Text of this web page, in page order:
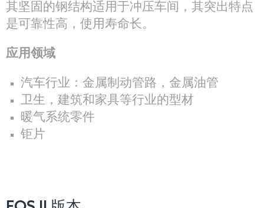
其坚固的钢结构适用于冲压车间，其突出特点
是可靠性高，使用寿命长。
应用领域
汽车行业：金属制动管路，金属油管
卫生，建筑和家具等行业的型材
暖气系统零件
钜片